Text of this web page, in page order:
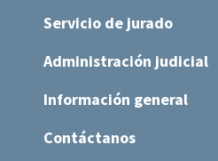
Servicio de jurado
Administración judicial
Información general
Contáctanos